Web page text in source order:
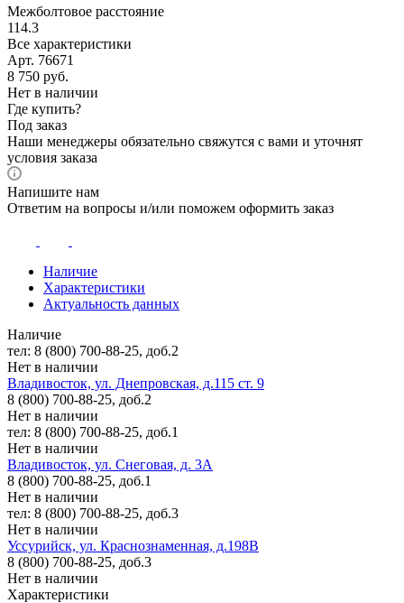
Межболтовое расстояние
114.3
Все характеристики
Арт. 76671
8 750 руб.
Нет в наличии
Где купить?
Под заказ
Наши менеджеры обязательно свяжутся с вами и уточнят
условия заказа
Напишите нам
Ответим на вопросы и/или поможем оформить заказ
Наличие
Характеристики
Актуальность данных
Наличие
тел: 8 (800) 700-88-25, доб.2
Нет в наличии
Владивосток, ул. Днепровская, д.115 ст. 9
8 (800) 700-88-25, доб.2
Нет в наличии
тел: 8 (800) 700-88-25, доб.1
Нет в наличии
Владивосток, ул. Снеговая, д. 3А
8 (800) 700-88-25, доб.1
Нет в наличии
тел: 8 (800) 700-88-25, доб.3
Нет в наличии
Уссурийск, ул. Краснознаменная, д.198В
8 (800) 700-88-25, доб.3
Нет в наличии
Характеристики